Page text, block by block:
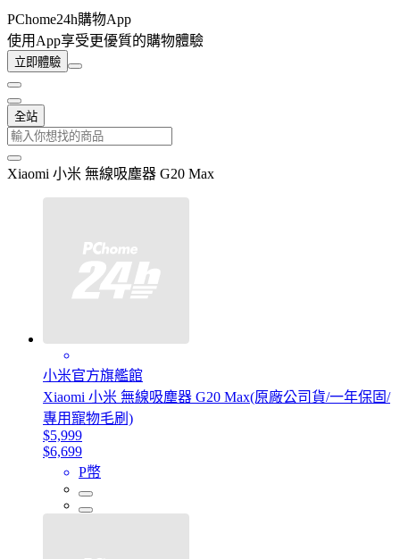
PChome24h購物App
使用App享受更優質的購物體驗
立即體驗
全站
Xiaomi 小米 無線吸塵器 G20 Max
小米官方旗艦館
Xiaomi 小米 無線吸塵器 G20 Max(原廠公司貨/一年保固/
專用寵物毛刷)
$5,999
$6,699
P幣